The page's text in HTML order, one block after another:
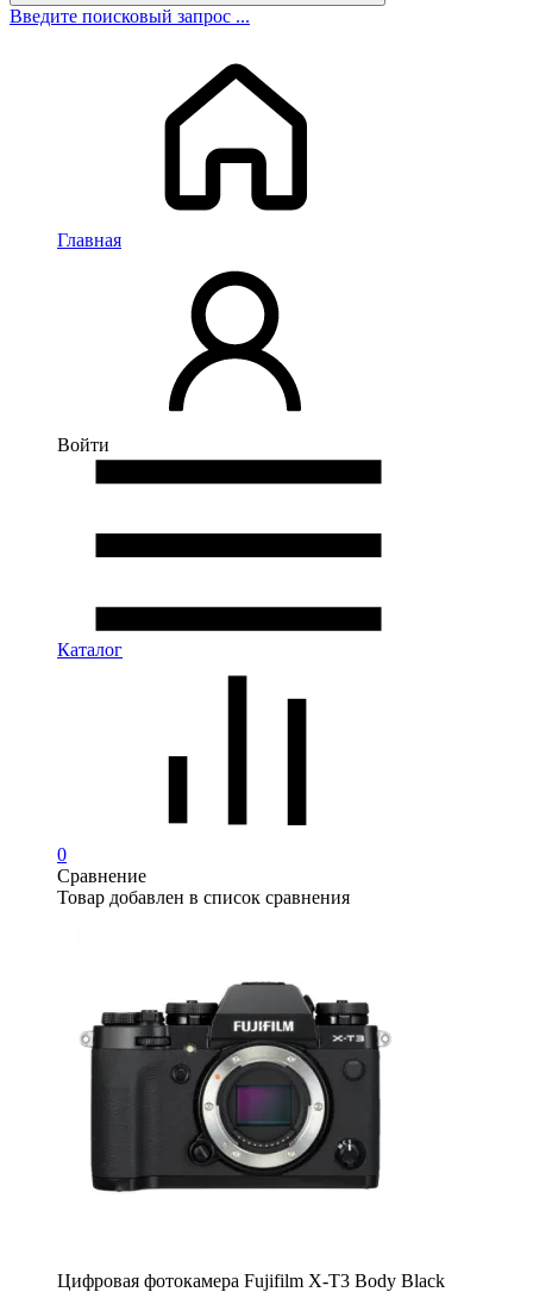
Введите поисковый запрос ...
Главная
Войти
Каталог
0
Сравнение
Товар добавлен в список сравнения
Цифровая фотокамера Fujifilm X-T3 Body Black